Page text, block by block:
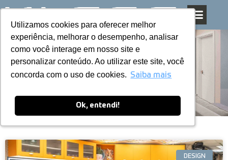
Utilizamos cookies para oferecer melhor
experiência, melhorar o desempenho, analisar
como você interage em nosso site e
personalizar conteúdo. Ao utilizar este site, você
concorda com o uso de cookies. Saiba mais
Ok, entendi!
Utilizamos cookies para oferecer melhor
experiência, melhorar o desempenho, analisar
como você interage em nosso site e
personalizar conteúdo. Ao utilizar este site, você
concorda com o uso de cookies. Saiba mais
Ok, entendi!
Pular
para
o
conteúdo
Blog
DESIGN